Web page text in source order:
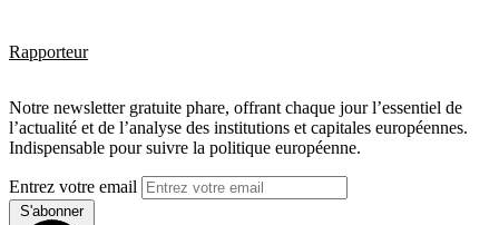
Rapporteur
Notre newsletter gratuite phare, offrant chaque jour l’essentiel de
l’actualité et de l’analyse des institutions et capitales européennes.
Indispensable pour suivre la politique européenne.
Entrez votre email
S'abonner